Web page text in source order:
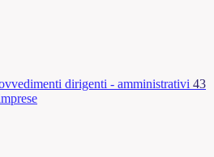
dirigenti - amministrativi 43